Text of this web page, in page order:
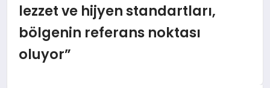
GÜNCEL
MAGAZIN
lezzet ve hijyen standartları,
bölgenin referans noktası
oluyor”